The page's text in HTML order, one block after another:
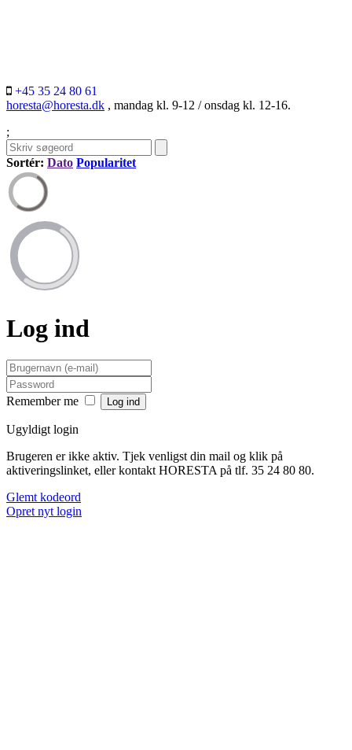
+45 35 24 80 61
horesta@horesta.dk , mandag kl. 9-12 / onsdag kl. 12-16.
;
Sortér: Dato Popularitet
Log ind
Remember me
Ugyldigt login
Brugeren er ikke aktiv. Tjek venligst din mail og klik på
aktiveringslinket, eller kontakt HORESTA på tlf. 35 24 80 80.
Glemt kodeord
Opret nyt login